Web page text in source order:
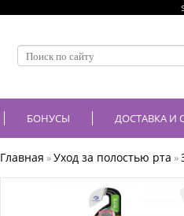
БОНУСЫ ДОСТАВКА И
Главная »Уход за полостью рта »